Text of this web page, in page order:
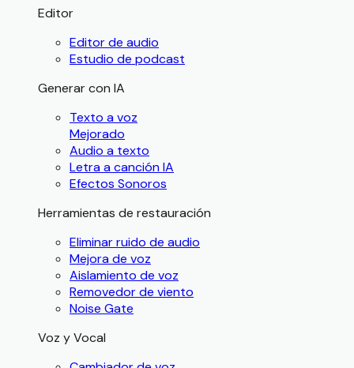
Editor
Editor de audio
Estudio de podcast
Generar con IA
Texto a voz
Mejorado
Audio a texto
Letra a canción IA
Efectos Sonoros
Herramientas de restauración
Eliminar ruido de audio
Mejora de voz
Aislamiento de voz
Removedor de viento
Noise Gate
Voz y Vocal